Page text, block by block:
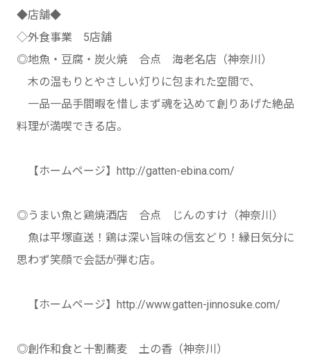
◆店舗◆
◇外食事業 5店舗
◎地魚・豆腐・炭火焼 合点 海老名店（神奈川）
木の温もりとやさしい灯りに包まれた空間で、
一品一品手間暇を惜しまず魂を込めて創りあげた絶品
料理が満喫できる店。
【ホームページ】http://gatten-ebina.com/
◎うまい魚と鶏焼酒店 合点 じんのすけ（神奈川）
魚は平塚直送！鶏は深い旨味の信玄どり！縁日気分に
思わず笑顔で会話が弾む店。
【ホームページ】http://www.gatten-jinnosuke.com/
◎創作和食と十割蕎麦 土の香（神奈川）